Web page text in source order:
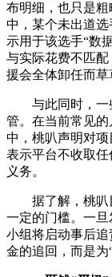
布明细，也只是粗
中，某个未出道
示用于该选手“数
与实际花费不匹
援会全体卸任而草
与此同时，一些
管。在当前常见的
中，桃叭声明对项
表示平台不收取
义务。
据了解，桃叭目
一定的门槛。一
小组将启动事后
金的追回，而是为